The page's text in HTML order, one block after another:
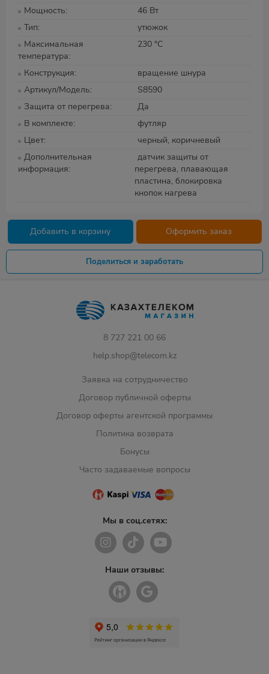
Мощность
46 Вт
Тип
утюжок
Максимальная
температура
230 °С
Конструкция
вращение шнура
Артикул/Модель
S8590
Защита от перегрева
Да
В комплекте
футляр
Цвет
черный, коричневый
Дополнительная
информация
датчик защиты от
перегрева, плавающая
пластина, блокировка
кнопок нагрева
Добавить в корзину Оформить заказ
Поделиться и заработать
8 727 221 00 66
help.shop@telecom.kz
Заявка на сотрудничество
Договор публичной оферты
Договор оферты агентской программы
Политика возврата
Бонусы
Часто задаваемые вопросы
Мы в соц.сетях:
Наши отзывы: